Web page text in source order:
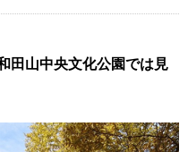
田山中央文化公園では見